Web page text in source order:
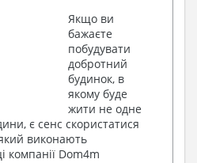
Якщо ви
бажаєте
побудувати
добротний
будинок, в
якому буде
жити не одне
є сенс скористатися
виконають
компанії Dom4m